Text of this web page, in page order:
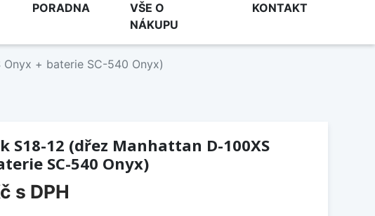
PORADNA
VŠE O
NÁKUPU
KONTAKT
Onyx + baterie SC-540 Onyx)
S18-12 (dřez Manhattan D-100XS
SC-540 Onyx)
s DPH